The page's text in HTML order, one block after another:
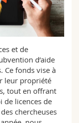
et de
d’aide
Ce fonds vise à
leur propriété
tout en offrant
de licences de
chercheuses